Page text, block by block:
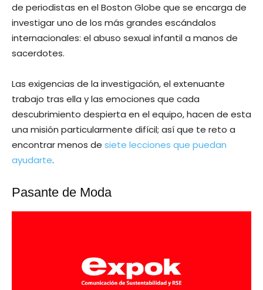
de periodistas en el Boston Globe que se encarga de
investigar uno de los más grandes escándalos
internacionales: el abuso sexual infantil a manos de
sacerdotes.
Las exigencias de la investigación, el extenuante
trabajo tras ella y las emociones que cada
descubrimiento despierta en el equipo, hacen de esta
una misión particularmente difícil; así que te reto a
encontrar menos de siete lecciones que puedan
ayudarte.
Pasante de Moda